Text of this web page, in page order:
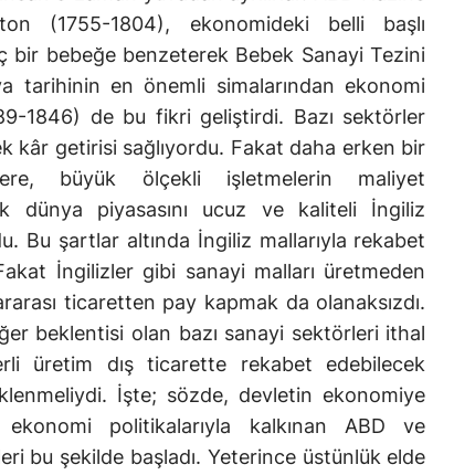
(1755-1804), ekonomideki belli başlı
bir bebeğe benzeterek Bebek Sanayi Tezini
tarihinin en önemli simalarından ekonomi
1846) de bu fikri geliştirdi. Bazı sektörler
kâr getirisi sağlıyordu. Fakat daha erken bir
büyük ölçekli işletmelerin maliyet
dünya piyasasını ucuz ve kaliteli İngiliz
Bu şartlar altında İngiliz mallarıyla rekabet
İngilizler gibi sanayi malları üretmeden
ticaretten pay kapmak da olanaksızdı.
beklentisi olan bazı sanayi sektörleri ithal
üretim dış ticarette rekabet edebilecek
İşte; sözde, devletin ekonomiye
politikalarıyla kalkınan ABD ve
bu şekilde başladı. Yeterince üstünlük elde